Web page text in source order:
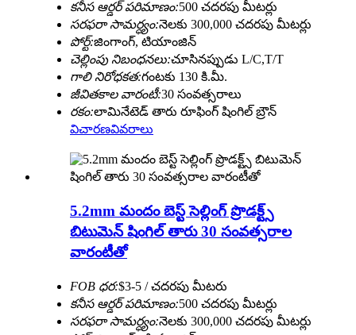
కనీస ఆర్డర్ పరిమాణం:500 చదరపు మీటర్లు
సరఫరా సామర్ధ్యం:నెలకు 300,000 చదరపు మీటర్లు
పోర్ట్:జింగాంగ్, టియాంజిన్
చెల్లింపు నిబంధనలు:చూసినప్పుడు L/C,T/T
గాలి నిరోధకత:గంటకు 130 కి.మీ.
జీవితకాల వారంటీ:30 సంవత్సరాలు
రకం:లామినేటెడ్ తారు రూఫింగ్ షింగిల్ బ్రౌన్
విచారణవివరాలు
5.2mm మందం బెస్ట్ సెల్లింగ్ ప్రొడక్ట్స్
బిటుమెన్ షింగిల్ తారు 30 సంవత్సరాల
వారంటీతో
FOB ధర:$3-5 / చదరపు మీటరు
కనీస ఆర్డర్ పరిమాణం:500 చదరపు మీటర్లు
సరఫరా సామర్ధ్యం:నెలకు 300,000 చదరపు మీటర్లు